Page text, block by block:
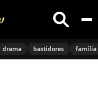
Buscar
no
drama bastidores família